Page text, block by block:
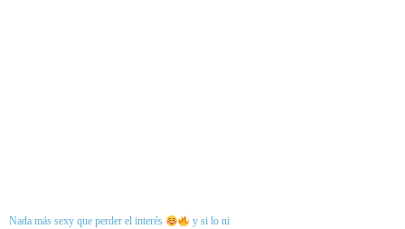
Nada más sexy que perder el interés y si lo ni